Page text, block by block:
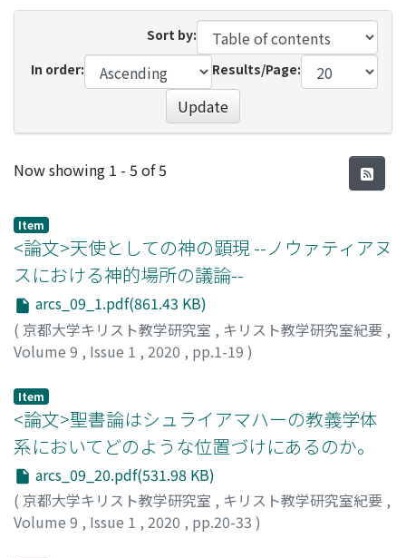
Sort by:
In order:
Results/Page:
Update
Recent Submissions
Now showing 1 - 5 of 5
Item
<論文>天使としての神の顕現 --ノウァティアヌ
スにおける神的場所の議論--
arcs_09_1.pdf(861.43 KB)
( 京都大学キリスト教学研究室 , キリスト教学研究室紀要 ,
Volume 9 , Issue 1 , 2020 , pp.1-19 )
Item
<論文>聖書論はシュライアマハーの教義学体
系においてどのような位置づけにあるのか。
arcs_09_20.pdf(531.98 KB)
( 京都大学キリスト教学研究室 , キリスト教学研究室紀要 ,
Volume 9 , Issue 1 , 2020 , pp.20-33 )